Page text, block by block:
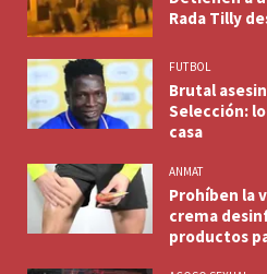
Rada Tilly
FUTBOL
Brutal
Selección:
casa
ANMAT
Prohíben la
crema
productos